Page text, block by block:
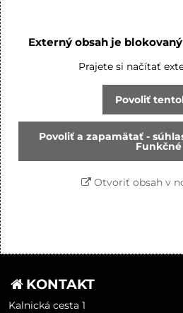
Externý obsah je
Prajete si načítať
Povoliť
Povoliť a zapamätať -
Funkčné
Otvoriť obsah v
KONTAKT
Kalnická cesta 1